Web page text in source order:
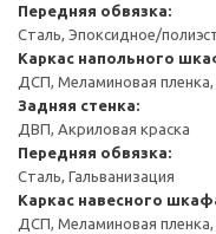
Передняя обвязка:
Сталь, Эпоксидное/
Каркас напольного
ДСП, Меламиновая
Задняя стенка:
ДВП, Акриловая краска
Передняя обвязка:
Сталь, Гальванизация
Каркас навесного
ДСП, Меламиновая